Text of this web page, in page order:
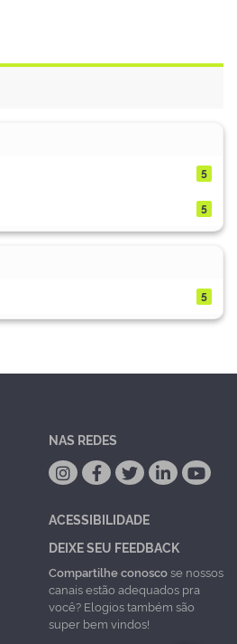
5
5
5
NAS REDES
ACESSIBILIDADE
DEIXE SEU FEEDBACK
Compartilhe conoscose nossos
canais estão adequados pra
você? Elogios também são
super bem vindos!